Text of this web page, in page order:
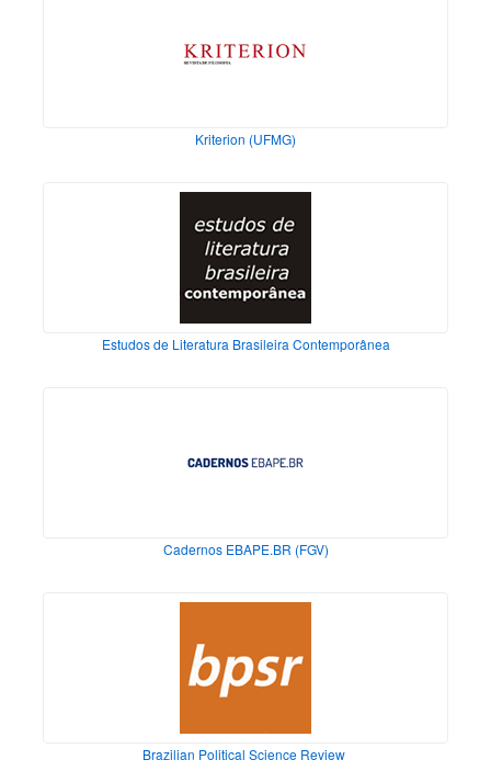
Kriterion (UFMG)
Estudos de Literatura Brasileira Contemporânea
Cadernos EBAPE.BR (FGV)
Brazilian Political Science Review